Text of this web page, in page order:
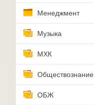
Менеджмент
Музыка
МХК
Обществознание
ОБЖ